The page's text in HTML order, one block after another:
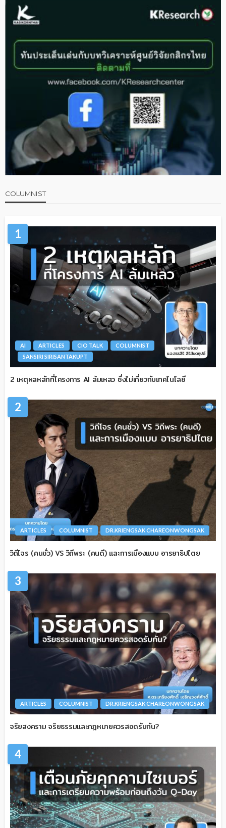
COLUMNIST
1
AI ARTICLES CIO TALK
COLUMNIST
SANSIRI SIRISANTAKUPT
2 เหตุผลหลักที่โครงการ AI ล้มเหลว ซึ่งไม่เกี่ยวกับเทคโนโลยี
2
ARTICLES COLUMNIST DR.KRIENGSAK CHAREONWONGSAK
วิถีโจร (คนชั่ว) VS วิถีพระ (คนดี) และการเมืองแบบ อารยาธิปไตย
3
ARTICLES COLUMNIST DR.KRIENGSAK CHAREONWONGSAK
จริยสงคราม จริยธรรมและกฎหมายควรสอดรับกัน?
4